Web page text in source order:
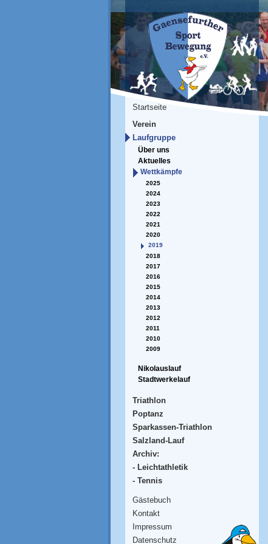
Startseite
Verein
Laufgruppe
Über uns
Aktuelles
Wettkämpfe
2025
2024
2023
2022
2021
2020
2019
2018
2017
2016
2015
2014
2013
2012
2011
2010
2009
Nikolauslauf
Stadtwerkelauf
Triathlon
Poptanz
Sparkassen-Triathlon
Salzland-Lauf
Archiv:
- Leichtathletik
- Tennis
Gästebuch
Kontakt
Impressum
Datenschutz